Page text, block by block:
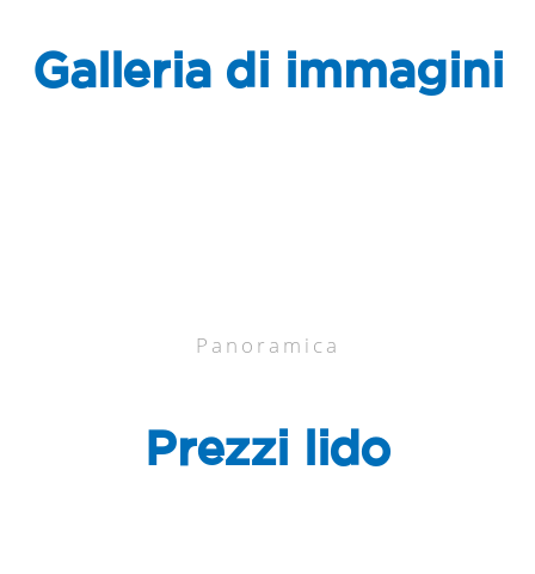
Galleria di immagini
Panoramica
Prezzi lido